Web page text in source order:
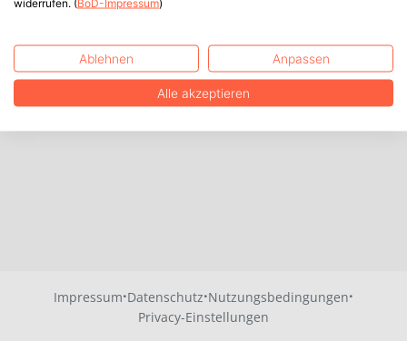
Impressum·Datenschutz·Nutzungsbedingungen·
Privacy-Einstellungen
widerrufen. (BoD-Impressum)
Ablehnen Anpassen
Alle akzeptieren